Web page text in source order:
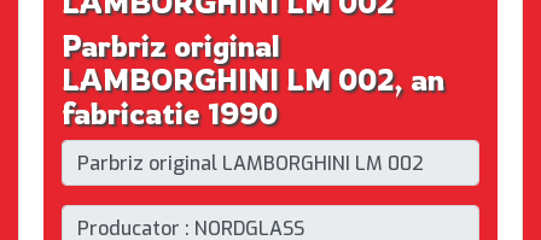
Parbriz original
LAMBORGHINI LM 002, an
fabricatie 1990